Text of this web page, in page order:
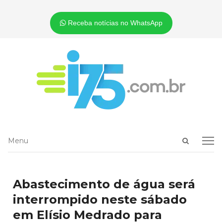
Receba notícias no WhatsApp
Open
Menu
Menu
Abastecimento de água será
interrompido neste sábado
em Elísio Medrado para